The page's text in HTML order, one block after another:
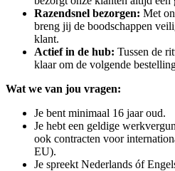
Razendsnel bezorgen: Met
breng jij de boodschappen
klant.
Actief in de hub: Tussen de
klaar om de volgende
Wat we van jou vragen:
Je bent minimaal 16 jaar oud.
Je hebt een geldige
ook contracten voor
EU).
Je spreekt Nederlands óf